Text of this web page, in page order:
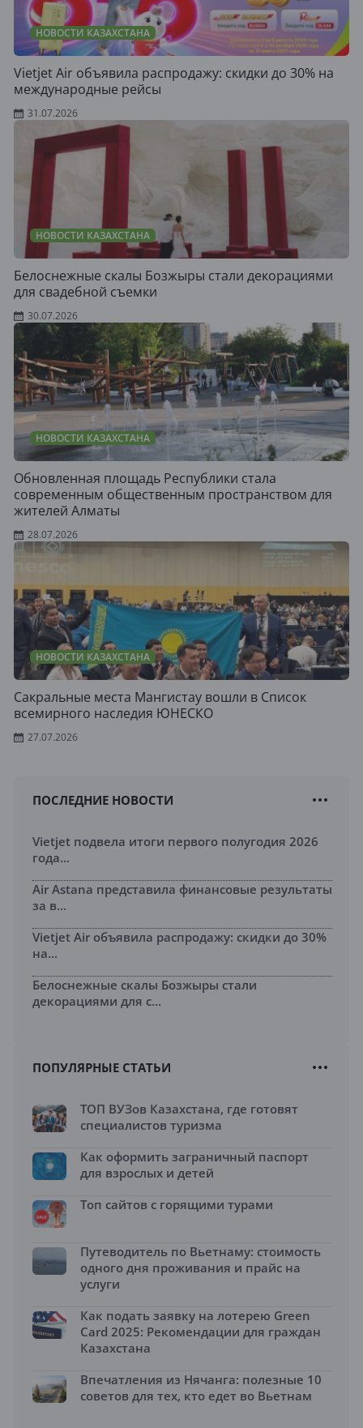
НОВОСТИ КАЗАХСТАНА
Vietjet Air объявила распродажу: скидки до 30% на
международные рейсы
31.07.2026
НОВОСТИ КАЗАХСТАНА
Белоснежные скалы Бозжыры стали декорациями
для свадебной съемки
30.07.2026
НОВОСТИ КАЗАХСТАНА
Обновленная площадь Республики стала
современным общественным пространством для
жителей Алматы
28.07.2026
НОВОСТИ КАЗАХСТАНА
Сакральные места Мангистау вошли в Список
всемирного наследия ЮНЕСКО
27.07.2026
ПОСЛЕДНИЕ НОВОСТИ
Vietjet подвела итоги первого полугодия 2026
года...
Air Astana представила финансовые результаты
за в...
Vietjet Air объявила распродажу: скидки до 30%
на...
Белоснежные скалы Бозжыры стали
декорациями для с...
ПОПУЛЯРНЫЕ СТАТЬИ
ТОП ВУЗов Казахстана, где готовят
специалистов туризма
Как оформить заграничный паспорт
для взрослых и детей
Топ сайтов с горящими турами
Путеводитель по Вьетнаму: стоимость
одного дня проживания и прайс на
услуги
Как подать заявку на лотерею Green
Card 2025: Рекомендации для граждан
Казахстана
Впечатления из Нячанга: полезные 10
советов для тех, кто едет во Вьетнам